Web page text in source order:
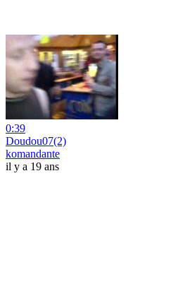
0:39
Doudou07(2)
komandante
il y a 19 ans